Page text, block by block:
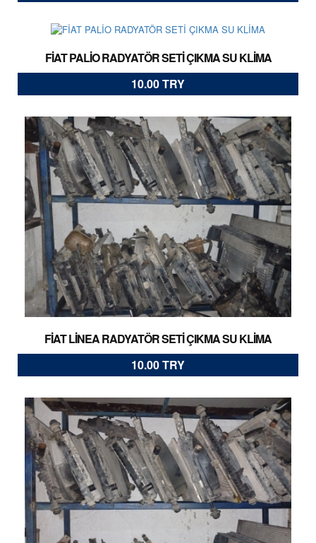
FİAT PALİO RADYATÖR SETİ ÇIKMA SU KLİMA
10.00 TRY
FİAT LİNEA RADYATÖR SETİ ÇIKMA SU KLİMA
10.00 TRY